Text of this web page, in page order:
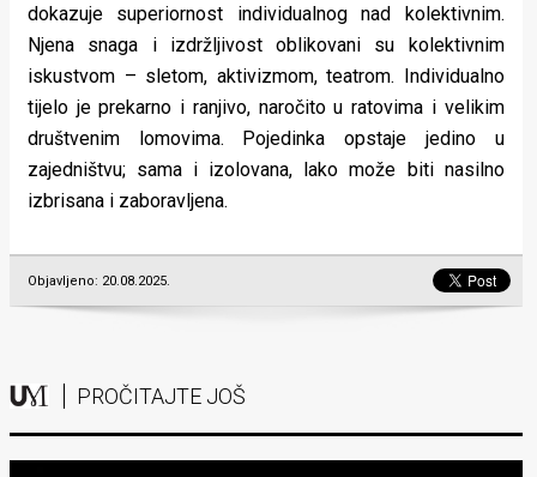
dokazuje superiornost individualnog nad kolektivnim.
Njena snaga i izdržljivost oblikovani su kolektivnim
iskustvom – sletom, aktivizmom, teatrom. Individualno
tijelo je prekarno i ranjivo, naročito u ratovima i velikim
društvenim lomovima. Pojedinka opstaje jedino u
zajedništvu; sama i izolovana, lako može biti nasilno
izbrisana i zaboravljena.
Objavljeno: 20.08.2025.
PROČITAJTE JOŠ